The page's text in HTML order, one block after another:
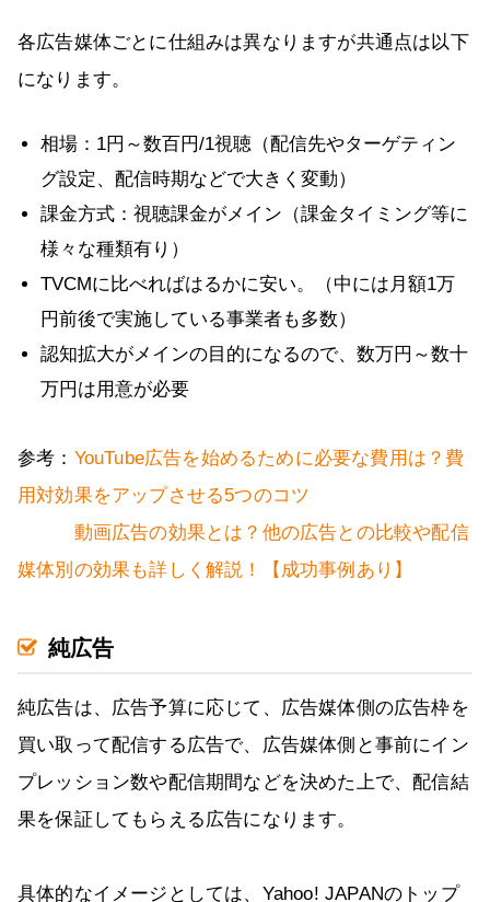
各広告媒体ごとに仕組みは異なりますが共通点は以下
になります。
相場：1円～数百円/1視聴（配信先やターゲティン
グ設定、配信時期などで大きく変動）
課金方式：視聴課金がメイン（課金タイミング等に
様々な種類有り）
TVCMに比べればはるかに安い。（中には月額1万
円前後で実施している事業者も多数）
認知拡大がメインの目的になるので、数万円～数十
万円は用意が必要
参考： YouTube広告を始めるために必要な費用は？費
用対効果をアップさせる5つのコツ
動画広告の効果とは？他の広告との比較や配信
媒体別の効果も詳しく解説！【成功事例あり】
純広告
純広告は、広告予算に応じて、広告媒体側の広告枠を
買い取って配信する広告で、広告媒体側と事前にイン
プレッション数や配信期間などを決めた上で、配信結
果を保証してもらえる広告になります。
具体的なイメージとしては、Yahoo! JAPANのトップ